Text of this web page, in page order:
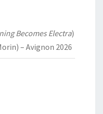
Becomes Electra)
– Avignon 2026